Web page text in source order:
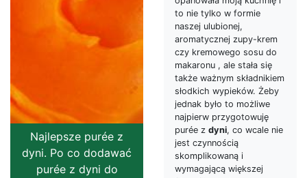
to nie tylko w formie
naszej ulubionej,
aromatycznej zupy-krem
czy kremowego sosu do
makaronu , ale stała się
także ważnym składnikiem
słodkich wypieków. Żeby
jednak było to możliwe
najpierw przygotowuję
purée z dyni, co wcale nie
jest czynnością
skomplikowaną i
wymagającą większej
Najlepsze purée z
dyni. Po co dodawać
purée z dyni do